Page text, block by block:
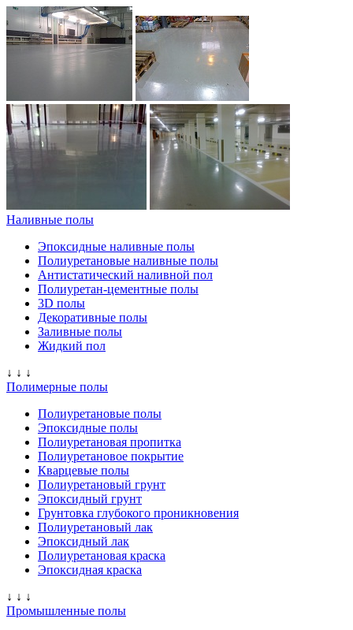
Наливные полы
Эпоксидные наливные полы
Полиуретановые наливные полы
Антистатический наливной пол
Полиуретан-цементные полы
3D полы
Декоративные полы
Заливные полы
Жидкий пол
↓ ↓ ↓
Полимерные полы
Полиуретановые полы
Эпоксидные полы
Полиуретановая пропитка
Полиуретановое покрытие
Кварцевые полы
Полиуретановый грунт
Эпоксидный грунт
Грунтовка глубокого проникновения
Полиуретановый лак
Эпоксидный лак
Полиуретановая краска
Эпоксидная краска
↓ ↓ ↓
Промышленные полы